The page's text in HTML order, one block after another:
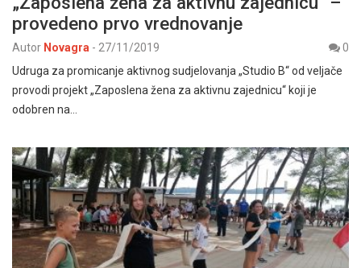
provedeno prvo vrednovanje
Autor Novagra - 27/11/2019
0
Udruga za promicanje aktivnog sudjelovanja „Studio B“ od veljače
provodi projekt „Zaposlena žena za aktivnu zajednicu“ koji je
odobren na…